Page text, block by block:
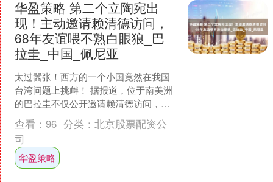
华盈策略 第二个立陶宛出
现！主动邀请赖清德访问，
68年友谊喂不熟白眼狼_巴
拉圭_中国_佩尼亚
太过嚣张！西方的一个小国竟然在我国
台湾问题上挑衅！ 据报道，位于南美洲
的巴拉圭不仅公开邀请赖清德访问，甚
至还肆意挑战中国的底线。巴拉圭这一
举动，不仅让中国和巴拉....
查看： 96 分类： 北京股票配资公
司
华盈策略